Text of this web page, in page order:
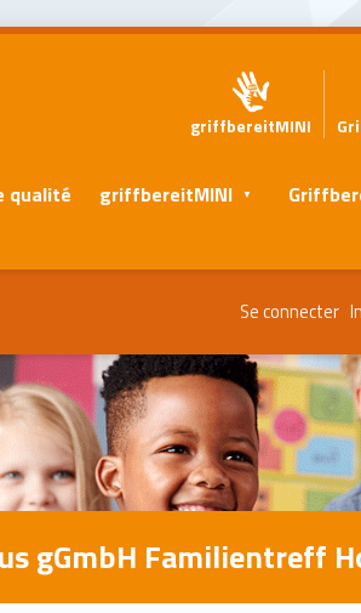
griffbereitMINI
qualité griffbereitMINI
Se connecter
gGmbH Familientreff